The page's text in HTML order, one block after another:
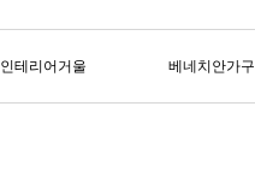
인테리어거울 베네치안가구